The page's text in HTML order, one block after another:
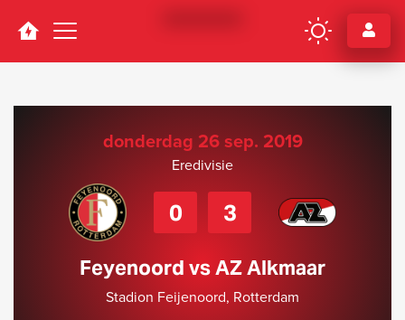
Navigation
donderdag 26 sep. 2019
Eredivisie
0 3
Feyenoord vs AZ Alkmaar
Stadion Feijenoord, Rotterdam